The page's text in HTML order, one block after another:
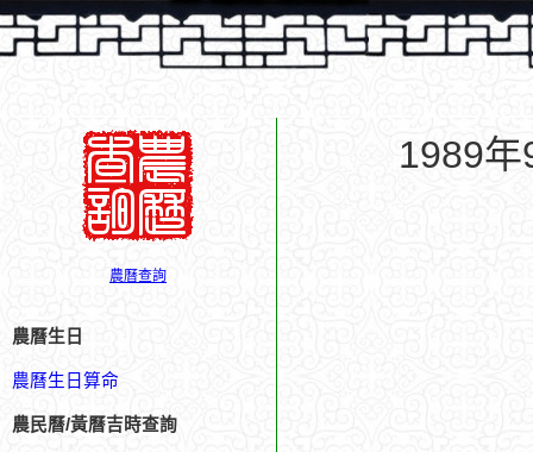
農曆查詢
農曆生日
農曆生日算命
農民曆/黃曆吉時查詢
1989